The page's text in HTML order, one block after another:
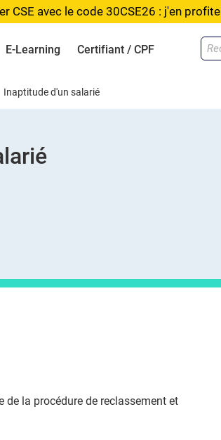
CSE avec le code 30CSE26 : j'en profite
E-Learning Certifiant / CPF
Inaptitude d'un salarié
de la procédure de reclassement et